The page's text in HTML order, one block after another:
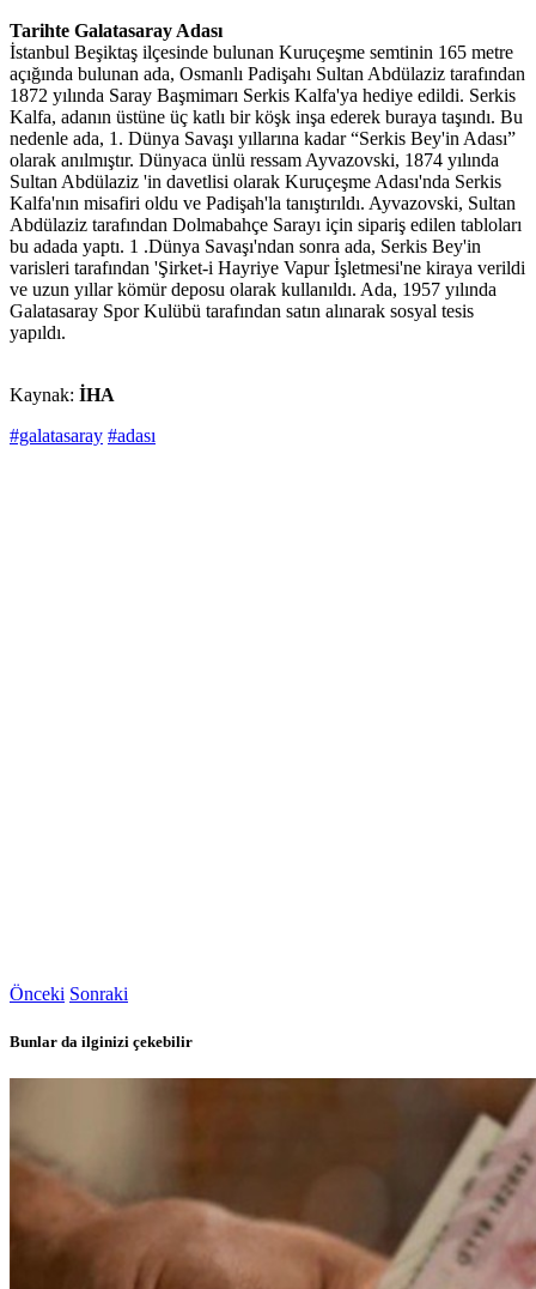
Tarihte Galatasaray Adası
İstanbul Beşiktaş ilçesinde bulunan Kuruçeşme semtinin 165 metre
açığında bulunan ada, Osmanlı Padişahı Sultan Abdülaziz tarafından
1872 yılında Saray Başmimarı Serkis Kalfa'ya hediye edildi. Serkis
Kalfa, adanın üstüne üç katlı bir köşk inşa ederek buraya taşındı. Bu
nedenle ada, 1. Dünya Savaşı yıllarına kadar “Serkis Bey'in Adası”
olarak anılmıştır. Dünyaca ünlü ressam Ayvazovski, 1874 yılında
Sultan Abdülaziz 'in davetlisi olarak Kuruçeşme Adası'nda Serkis
Kalfa'nın misafiri oldu ve Padişah'la tanıştırıldı. Ayvazovski, Sultan
Abdülaziz tarafından Dolmabahçe Sarayı için sipariş edilen tabloları
bu adada yaptı. 1 .Dünya Savaşı'ndan sonra ada, Serkis Bey'in
varisleri tarafından 'Şirket-i Hayriye Vapur İşletmesi'ne kiraya verildi
ve uzun yıllar kömür deposu olarak kullanıldı. Ada, 1957 yılında
Galatasaray Spor Kulübü tarafından satın alınarak sosyal tesis
yapıldı.
Kaynak: İHA
#galatasaray #adası
Önceki Sonraki
Bunlar da ilginizi çekebilir